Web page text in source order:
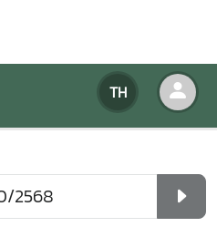
TH
งหน่วยงาน